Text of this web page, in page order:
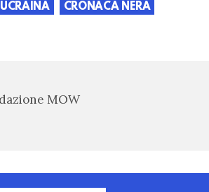
CRONACA NERA
MOW